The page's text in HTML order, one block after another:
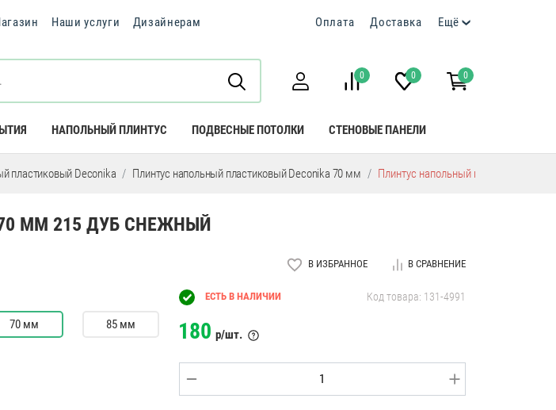
Наши услуги Дизайнерам Оплата Доставка Ещё
0 0 0
НАПОЛЬНЫЙ ПЛИНТУС ПОДВЕСНЫЕ ПОТОЛКИ СТЕНОВЫЕ ПАНЕЛИ
пластиковый Deconika Плинтус напольный пластиковый Deconika 70 мм Плинтус напольный пластиковый
ММ 215 ДУБ СНЕЖНЫЙ
В ИЗБРАННОЕ В СРАВНЕНИЕ
70 мм 85 мм
ЕСТЬ В НАЛИЧИИ Код товара: 131-4991
180 р/шт.